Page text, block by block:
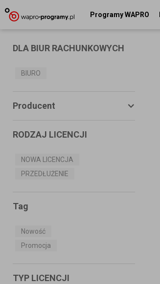
Programy WAPRO
DLA BIUR RACHUNKOWYCH
BIURO
Producent
S.A.
MS SYSTEMS
MISTRAL.NET Sp. z o.o
RODZAJ LICENCJI
NOWA LICENCJA
PRZEDŁUŻENIE
Tag
Nowość
Promocja
TYP LICENCJI